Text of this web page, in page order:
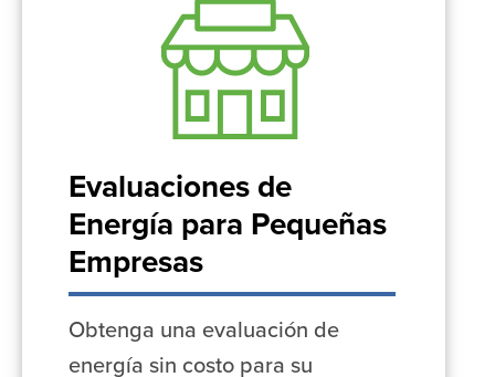
Evaluaciones de
Energía para Pequeñas
Empresas
Obtenga una evaluación de
energía sin costo para su